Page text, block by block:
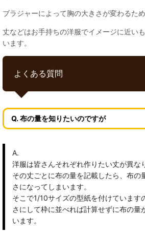
ブラジャーによって胸の大きさが変わるため
丈などはお手持ちの洋服でイメージに近い
います。
よくある質問
Q. 布の量を知りたいのですが
A.
洋服は皆さんそれぞれ作りたい丈が異な
その丈ごとに布の量を記載したら、布の
さになってしまいます。
そこで1/10サイズの型紙を付けています
さにして枠に並べれば計算せずに布の量
います。